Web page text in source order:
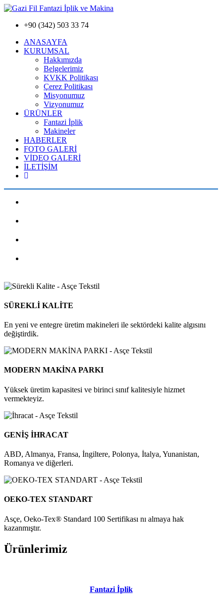
+90 (342) 503 33 74
ANASAYFA
KURUMSAL
Hakkımızda
Belgelerimiz
KVKK Politikası
Çerez Politikası
Misyonumuz
Vizyonumuz
ÜRÜNLER
Fantazi İplik
Makineler
HABERLER
FOTO GALERİ
VİDEO GALERİ
İLETİŞİM
SÜREKLİ KALİTE
En yeni ve entegre üretim makineleri ile sektördeki kalite algısını
değiştirdik.
MODERN MAKİNA PARKI
Yüksek üretim kapasitesi ve birinci sınıf kalitesiyle hizmet
vermekteyiz.
GENİŞ İHRACAT
ABD, Almanya, Fransa, İngiltere, Polonya, İtalya, Yunanistan,
Romanya ve diğerleri.
OEKO-TEX STANDART
Asçe, Oeko-Tex® Standard 100 Sertifikası nı almaya hak
kazanmıştır.
Ürünlerimiz
Fantazi İplik